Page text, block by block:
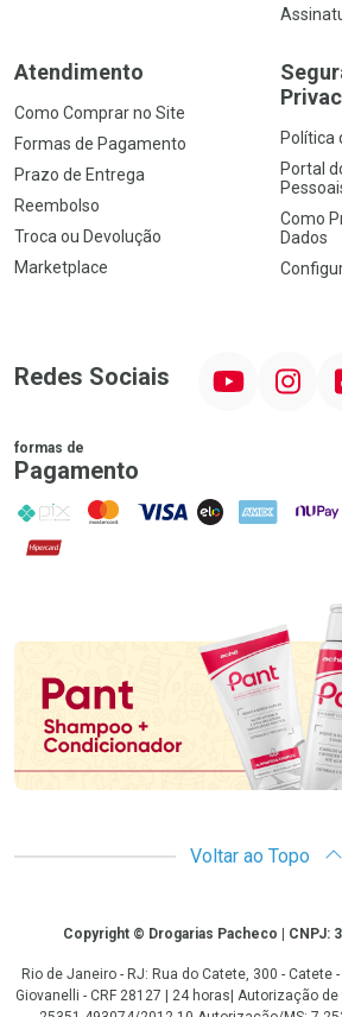
Atendimento
Como Comprar no Site
Formas de Pagamento
Prazo de Entrega
Reembolso
Troca ou Devolução
Marketplace
Política
Portal
Como
Dados
Redes Sociais Instagram
formas de
Pagamento
PIX MasterCard
VISA ELO AMEX NuPay
Hipercard
Promoção em Destaque
Voltar ao Topo
CopyrightCopyright © Drogarias Pacheco | CNPJ:
Rio de Janeiro - RJ: Rua do Catete, 300 - Catete
Giovanelli - CRF 28127 | 24 horas| Autorização